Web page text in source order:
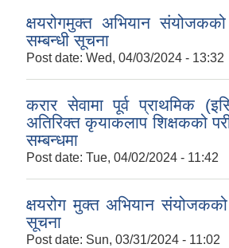
क्षयरोगमुक्त अभियान
सम्बन्धी सूचना
Post date: Wed, 04/03/2024 - 13:32
करार सेवामा पूर्व प्राथमिक
अतिरिक्त कृयाकलाप शिक्षकको
सम्बन्धमा
Post date: Tue, 04/02/2024 - 11:42
क्षयरोग मुक्त अभियान संयोजकको
सूचना
Post date: Sun, 03/31/2024 - 11:02